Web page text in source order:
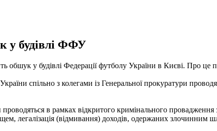
у будівлі ФФУ
обшук у будівлі Федерації футболу України в Києві. Про
спільно з колегами із Генеральної прокуратури
в рамках відкритого кримінального
легалізація (відмивання) доходів, одержаних злочинним